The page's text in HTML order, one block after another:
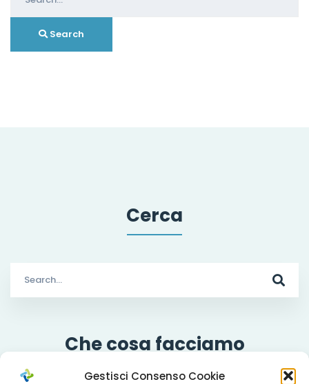
Gestisci Consenso Cookie
for:
Search
Cerca
for:
Che cosa facciamo